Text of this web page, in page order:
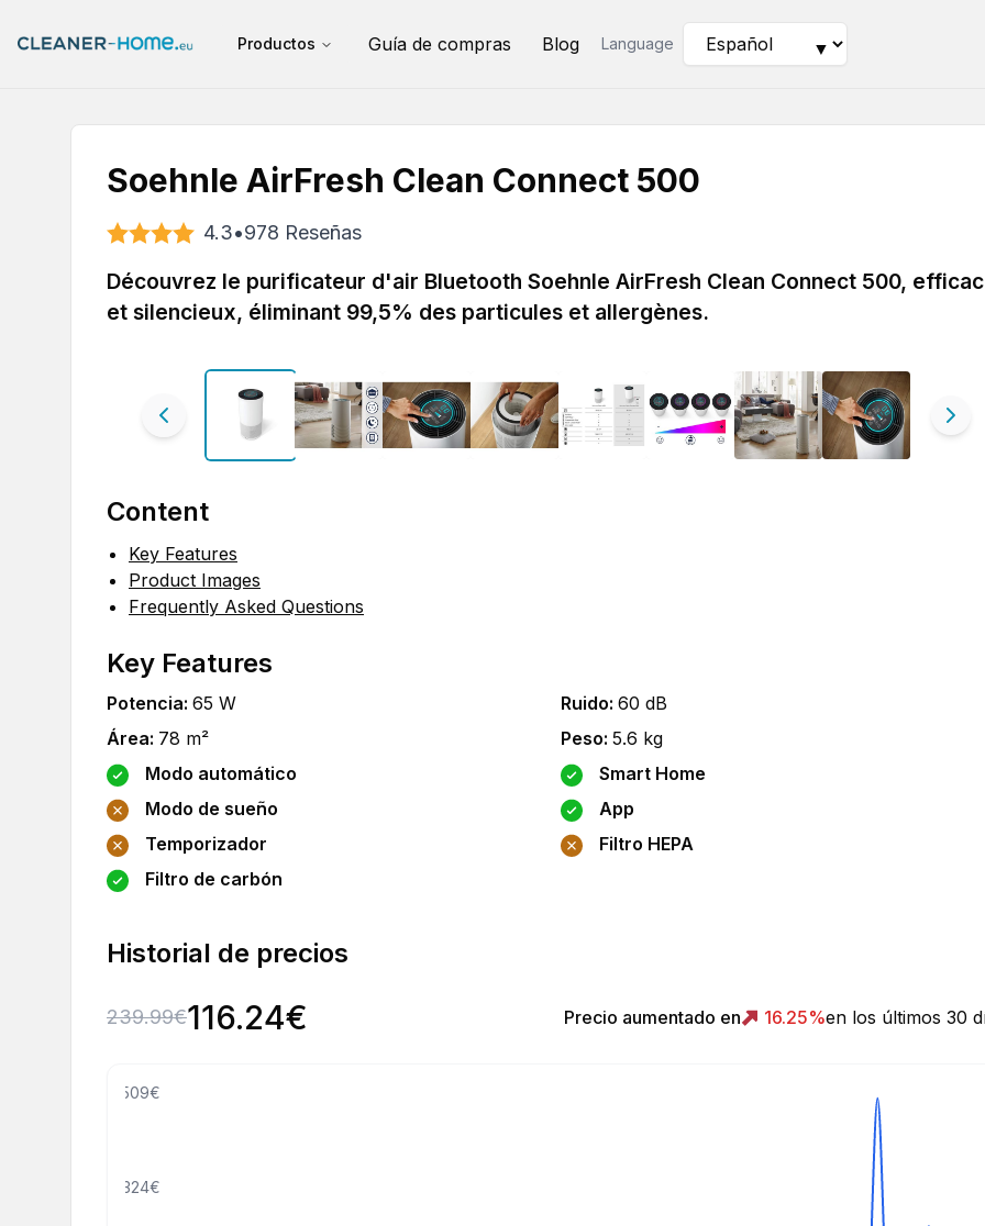
Productos Guía de compras Blog Language ▼
Soehnle AirFresh Clean Connect 500
4.3•978 Reseñas
Découvrez le purificateur d'air Bluetooth Soehnle AirFresh Clean Connect 500,
et silencieux, éliminant 99,5% des particules et allergènes.
Content
Key Features
Product Images
Frequently Asked Questions
Key Features
Potencia: 65 W Ruido: 60 dB
Área: 78 m² Peso: 5.6 kg
Modo automático
Smart Home
Modo de sueño
App
Temporizador
Filtro HEPA
Filtro de carbón
Historial de precios
239.99€116.24€ Precio aumentado en 16.25%en los últimos 30
324€
509€